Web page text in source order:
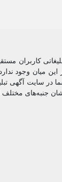
کاربران
میان وجود
سایت آگهی
جنبه‌های مختلف